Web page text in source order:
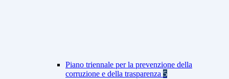
Piano triennale per la prevenzione della
corruzione e della trasparenza 5